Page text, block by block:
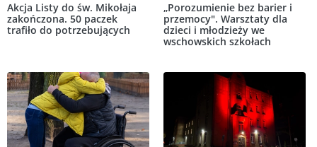
Akcja Listy do św. Mikołaja
zakończona. 50 paczek
trafiło do potrzebujących
„Porozumienie bez barier i
przemocy". Warsztaty dla
dzieci i młodzieży we
wschowskich szkołach